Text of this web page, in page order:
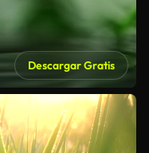
Descargar Gratis